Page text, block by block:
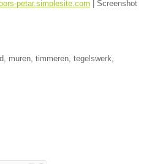
petar.simplesite.com
Screenshot
muren, timmeren, tegelswerk,